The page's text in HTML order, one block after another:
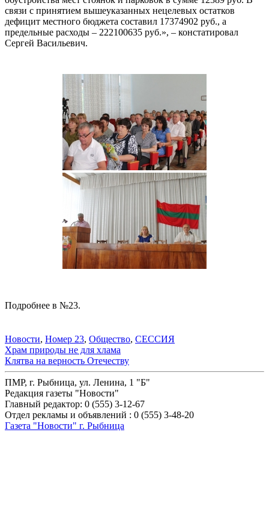
связи с принятием вышеуказанных нецелевых остатков
дефицит местного бюджета составил 17374902 руб., а
предельные расходы – 222100635 руб.», – констатировал
Сергей Васильевич.
Подробнее в №23.
Новости, Номер 23, Общество, СЕССИЯ
Навигация
по
записям
Храм природы не для хлама
Клятва на верность Отечеству
ПМР, г. Рыбница, ул. Ленина, 1 "Б"
Редакция газеты "Новости"
Главный редактор: 0 (555) 3-12-67
Отдел рекламы и объявлений : 0 (555) 3-48-20
Газета "Новости" г. Рыбница